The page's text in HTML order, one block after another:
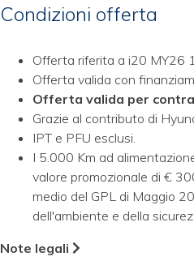
Condizioni offerta
Offerta riferita a i20 MY26
Offerta valida con
Offerta valida per
Grazie al contributo di
IPT e PFU esclusi.
I 5.000 Km ad
valore promozionale di €
medio del GPL di Maggio
dell'ambiente e della
Note legali